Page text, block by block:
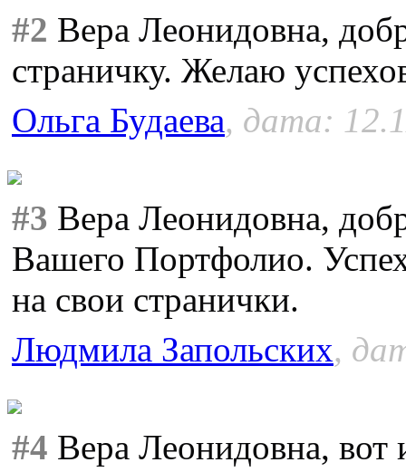
#2 Вера Леонидовна,
страничку. Желаю
Ольга Будаева, дата:
#3 Вера Леонидовна,
Вашего Портфолио.
на свои странички.
Людмила Запольских,
#4 Вера Леонидовна, вот